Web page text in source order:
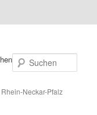
Neckar-Pfalz